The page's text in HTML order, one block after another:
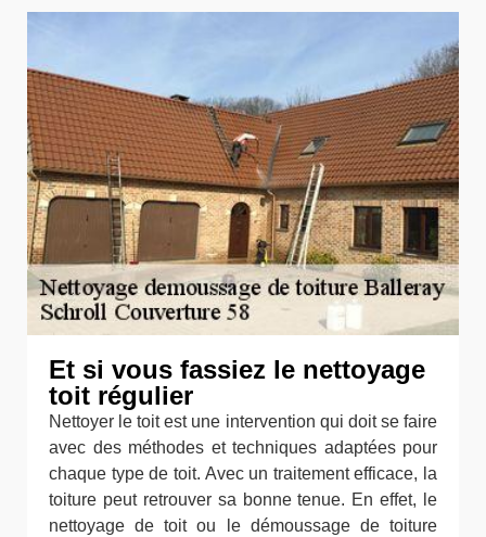
Et si vous fassiez le nettoyage
toit régulier
Nettoyer le toit est une intervention qui doit se faire
avec des méthodes et techniques adaptées pour
chaque type de toit. Avec un traitement efficace, la
toiture peut retrouver sa bonne tenue. En effet, le
nettoyage de toit ou le démoussage de toiture